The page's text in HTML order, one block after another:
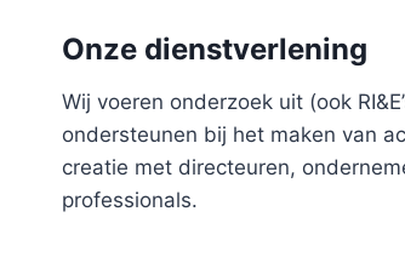
Onze dienstverlening
Wij voeren onderzoek uit (ook
ondersteunen bij het maken van
creatie met directeuren,
professionals.